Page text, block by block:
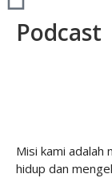
Podcast
Misi kami adalah
hidup dan